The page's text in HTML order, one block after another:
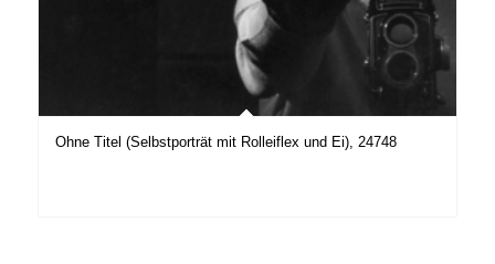
Ohne Titel (Selbstporträt mit Rolleiflex und Ei), 24748